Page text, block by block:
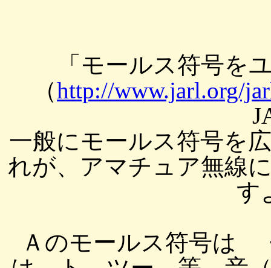
「モールス符号を
（http://www.jarl.org/
一般にモールス符号を
れが、アマチュア無線
す
Ａのモールス符号は